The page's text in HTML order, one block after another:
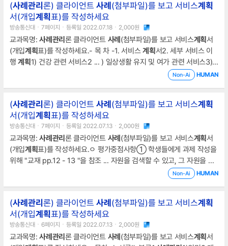
어르신 식사 지원도시락 배달 서비스ct115주7회종로노인종합복지관사
례관리과이행중사례관리가구 중 결식우려가 높은 가구에게 쌀 지원사랑
의 쌀
(사례 관리 론) 클라이언트 사례 (첨부파일)를 보고 서비스계획
서(개입계획표)를 작성하세요
방송통신대ㆍ7페이지ㆍ등록일 2022.07.18ㆍ2,000원
교과목명:사례 관리 론 클라이언트 사례 (첨부파일)를 보고 서비스계획서
(개입계획표)를 작성하세요.- 목 차 -1. 서비스계획서2. 세부 서비스 이
행계획1) 건강 관련 서비스2 ... ) 일상생활 유지 및 여가 관련 서비스3)
가족관계 관련 서비스4) 교육 관련 서비스5) 경제 관련 서비스3. 참고문
를 지원한다. 첫 번째는 수원YMCA에서 이루어지는 재가노인지원서비스
센터로 노인에게사례관리, 일상생활지원, 신체적, 정신
Non-Ai HUMAN
(사례 관리 론) 클라이언트 사례 (첨부파일)를 보고 서비스계획
서(개입계획표)를 작성하세요
방송통신대ㆍ7페이지ㆍ등록일 2022.07.13ㆍ2,000원
교과목명:사례 관리 론 클라이언트 사례 (첨부파일)를 보고 서비스계획서
(개입계획표)를 작성하세요.ㅇ 평가중점사항① 학생들에게 과제 작성을
위해 "교재 pp.12 - 13 "을 참조 ... 자원을 검색할 수 있고, 그 자원을 활
서를 작성- 목 차 -Ⅰ. 서론Ⅱ. 본론1.
고자 한다..Ⅱ. 본론1.사례관리 계획서1)사례관리대상자 선정 이유해당
사례의 경우에는 가구 구성원 전원
Non-Ai HUMAN
(사례 관리 론) 클라이언트 사례 (첨부파일)를 보고 서비스계획
서(개입계획표)를 작성하세요
방송통신대ㆍ6페이지ㆍ등록일 2022.07.13ㆍ2,000원
교과목명:사례 관리 론 클라이언트 사례 (첨부파일)를 보고 서비스계획서